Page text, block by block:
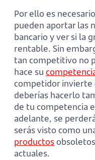
Por ello es
pueden aportar las
bancario y ver si la
rentable. Sin
tan competitivo no
hace su
competidor invierte
deberías hacerlo
de tu competencia
adelante, se
serás visto como
productos
actuales.